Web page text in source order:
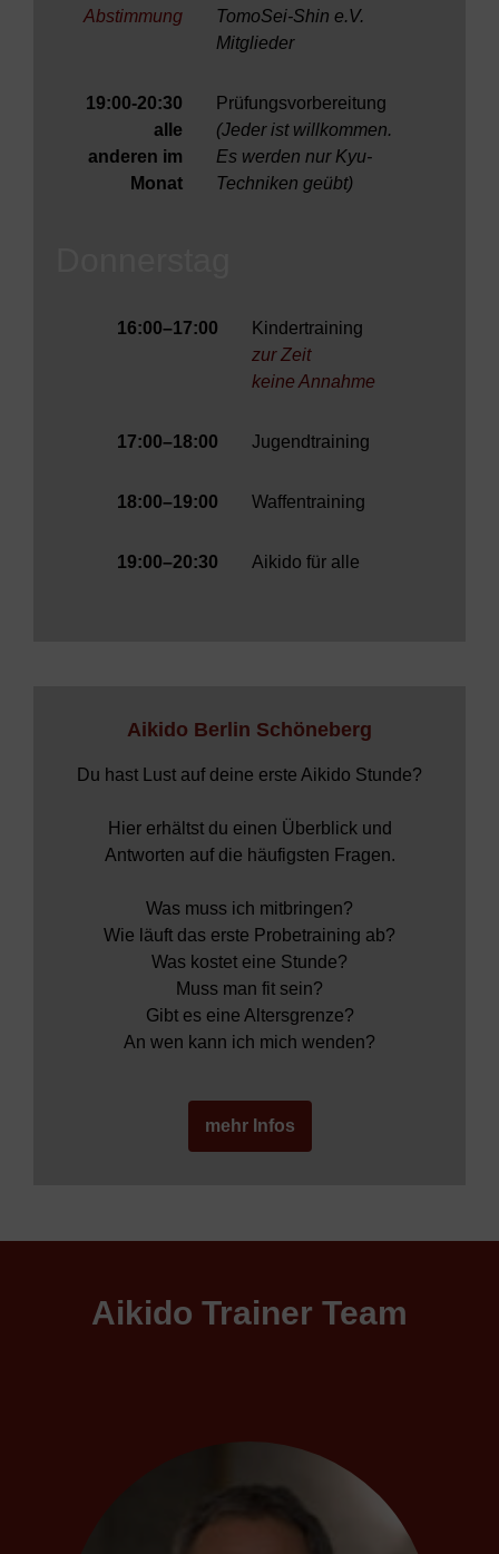
Abstimmung
TomoSei-Shin e.V.
Mitglieder
19:00-20:30
alle
anderen im
Monat
Prüfungsvorbereitung
(Jeder ist willkommen.
Es werden nur Kyu-
Techniken geübt)
16:00–17:00
Kindertraining
zur Zeit
keine Annahme
17:00–18:00 Jugendtraining
18:00–19:00 Waffentraining
19:00–20:30 Aikido für alle
Aikido Berlin Schöneberg
Du hast Lust auf deine erste Aikido Stunde?
Hier erhältst du einen Überblick und
Antworten auf die häufigsten Fragen.
Was muss ich mitbringen?
Wie läuft das erste Probetraining ab?
Was kostet eine Stunde?
Muss man fit sein?
Gibt es eine Altersgrenze?
An wen kann ich mich wenden?
mehr Infos
Aikido Trainer Team